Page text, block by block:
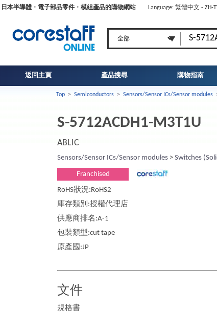
日本半導體・電子部品零件・模組產品的購物網站 Language: 繁體中文 - ZH-
返回主頁 產品搜尋 購物指南
Top > Semiconductors > Sensors/Sensor ICs/Sensor modules
S-5712ACDH1-M3T1U
ABLIC
Sensors/Sensor ICs/Sensor modules > Switches
Franchised
RoHS狀況:RoHS2
庫存類別:授權代理店
供應商排名:A-1
包裝類型:cut tape
原產國:JP
文件
規格書